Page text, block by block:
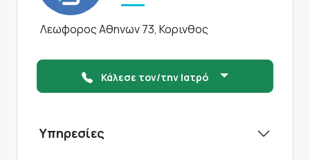
Λεωφορος Αθηνων 73, Κορινθος
Κάλεσε τον/την Ιατρό
Υπηρεσίες